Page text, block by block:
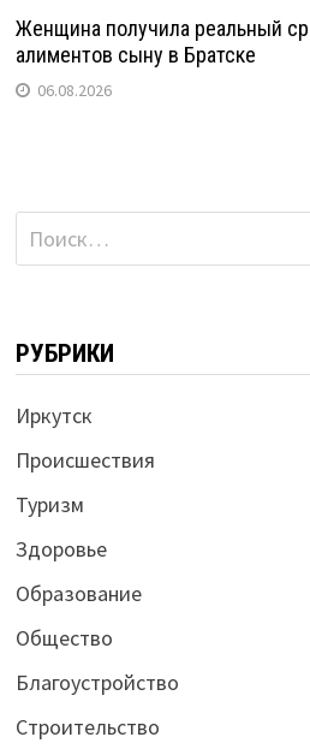
Женщина получила реальный
алиментов сыну в Братске
06.08.2026
Найти:
РУБРИКИ
Иркутск
Происшествия
Туризм
Здоровье
Образование
Общество
Благоустройство
Строительство